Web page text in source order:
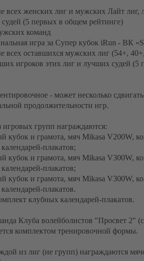
всех женских лиг и мужских Лайт лиг,
(5 первых в общем рейтинге)
команд
игра за Супер кубок iRun - ВК
всех оставшихся мужских лиг (54+,
игроков этих лиг и лучших судей (5
- может несколько
продолжительности игр.
групп награждаются:
кубок и грамота, мяч Mikasa V200W,
плакатов;
кубок и грамота, мяч Mikasa V300W,
плакатов;
кубок и грамота, мяч Mikasa V300W,
плакатов.
клубных календарей-плакатов.
Клуба волейболистов "Просвет 2"
комплектом тренировочной формы.
из лиг (не групп) награждаются